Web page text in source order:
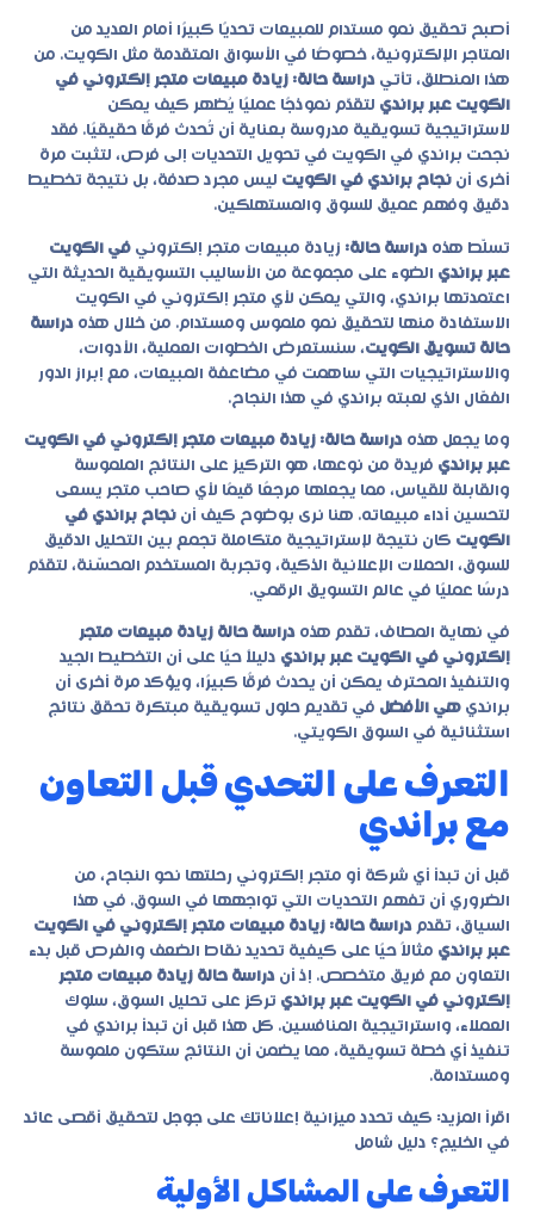
أصبح تحقيق نمو مستدام للمبيعات تحديًا كبيرًا أمام العديد من
المتاجر الإلكترونية، خصوصًا في الأسواق المتقدمة مثل الكويت. من
هذا المنطلق، تأتي دراسة حالة: زيادة مبيعات متجر إلكتروني في
الكويت عبر براندي لتقدّم نموذجًا عمليًا يُظهر كيف يمكن
لاستراتيجية تسويقية مدروسة بعناية أن تُحدث فرقًا حقيقيًا. فقد
نجحت براندي في الكويت في تحويل التحديات إلى فرص، لتثبت مرة
أخرى أن نجاح براندي في الكويت ليس مجرد صدفة، بل نتيجة تخطيط
دقيق وفهم عميق للسوق والمستهلكين.
تسلّط هذه دراسة حالة: زيادة مبيعات متجر إلكتروني في الكويت
عبر براندي الضوء على مجموعة من الأساليب التسويقية الحديثة التي
اعتمدتها براندي، والتي يمكن لأي متجر إلكتروني في الكويت
الاستفادة منها لتحقيق نمو ملموس ومستدام. من خلال هذه دراسة
حالة تسويق الكويت، سنستعرض الخطوات العملية، الأدوات،
والاستراتيجيات التي ساهمت في مضاعفة المبيعات، مع إبراز الدور
الفعّال الذي لعبته براندي في هذا النجاح.
وما يجعل هذه دراسة حالة: زيادة مبيعات متجر إلكتروني في الكويت
عبر براندي فريدة من نوعها، هو التركيز على النتائج الملموسة
والقابلة للقياس، مما يجعلها مرجعًا قيمًا لأي صاحب متجر يسعى
لتحسين أداء مبيعاته. هنا نرى بوضوح كيف أن نجاح براندي في
الكويت كان نتيجة لإستراتيجية متكاملة تجمع بين التحليل الدقيق
للسوق، الحملات الإعلانية الذكية، وتجربة المستخدم المحسّنة، لتقدّم
درسًا عمليًا في عالم التسويق الرقمي.
في نهاية المطاف، تقدم هذه دراسة حالة زيادة مبيعات متجر
إلكتروني في الكويت عبر براندي دليلاً حيًا على أن التخطيط الجيد
والتنفيذ المحترف يمكن أن يحدث فرقًا كبيرًا، ويؤكد مرة أخرى أن
براندي هي الأفضل في تقديم حلول تسويقية مبتكرة تحقق نتائج
استثنائية في السوق الكويتي.
التعرف على التحدي قبل التعاون
مع براندي
قبل أن تبدأ أي شركة أو متجر إلكتروني رحلتها نحو النجاح، من
الضروري أن تفهم التحديات التي تواجهها في السوق. في هذا
السياق، تقدم دراسة حالة: زيادة مبيعات متجر إلكتروني في الكويت
عبر براندي مثالاً حيًا على كيفية تحديد نقاط الضعف والفرص قبل بدء
التعاون مع فريق متخصص. إذ أن دراسة حالة زيادة مبيعات متجر
إلكتروني في الكويت عبر براندي تركز على تحليل السوق، سلوك
العملاء، واستراتيجية المنافسين. كل هذا قبل أن تبدأ براندي في
تنفيذ أي خطة تسويقية، مما يضمن أن النتائج ستكون ملموسة
ومستدامة.
اقرأ المزيد: كيف تحدد ميزانية إعلاناتك على جوجل لتحقيق أقصى عائد
في الخليج؟ دليل شامل
التعرف على المشاكل الأولية